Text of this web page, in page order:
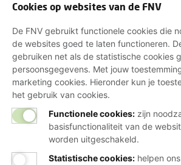
cao
Hulp bij jaarlijkse
toeslagen
Korting op verzekeringen,
boodschappen en meer
Word lid
Of maak een ander lid en verdien
Cookies op websites van de FNV
De FNV gebruikt functionele cookies die
de websites goed te laten functioneren.
gebruiken net als de statistische cookies
persoonsgegevens. Met jouw
marketing cookies. Hieronder kun je
het gebruik van cookies.
Functionele cookies: zijn
basisfunctionaliteit van de
worden uitgeschakeld.
Statistische cookies: helpen